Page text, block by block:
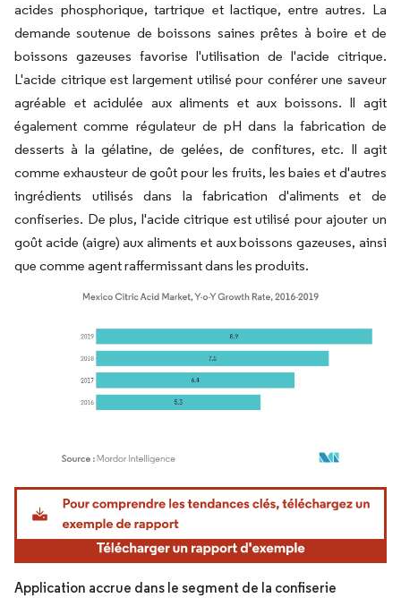
acides phosphorique, tartrique et lactique, entre autres. La
demande soutenue de boissons saines prêtes à boire et de
boissons gazeuses favorise l'utilisation de l'acide citrique.
L'acide citrique est largement utilisé pour conférer une saveur
agréable et acidulée aux aliments et aux boissons. Il agit
également comme régulateur de pH dans la fabrication de
desserts à la gélatine, de gelées, de confitures, etc. Il agit
comme exhausteur de goût pour les fruits, les baies et d'autres
ingrédients utilisés dans la fabrication d'aliments et de
confiseries. De plus, l'acide citrique est utilisé pour ajouter un
goût acide (aigre) aux aliments et aux boissons gazeuses, ainsi
que comme agent raffermissant dans les produits.
Image © Mordor Intelligence. La réutilisation nécessite une attribution sous CC BY
Application accrue dans le segment de la confiserie